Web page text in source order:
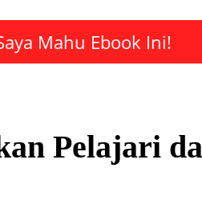
Mahu Ebook Ini!
Pelajari